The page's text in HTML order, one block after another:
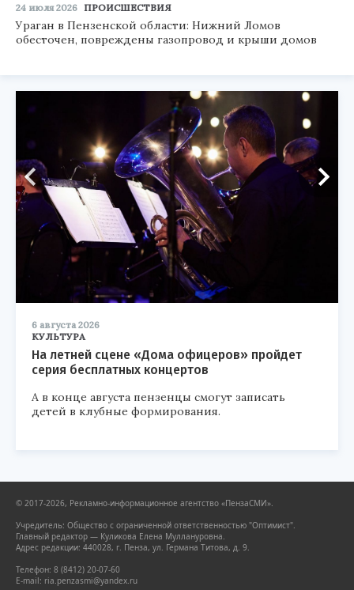
24 июля 2026 ПРОИСШЕСТВИЯ
Ураган в Пензенской области: Нижний Ломов
обесточен, повреждены газопровод и крыши домов
6 августа 2026
КУЛЬТУРА
На летней сцене «Дома офицеров» пройдет
серия бесплатных концертов
А в конце августа пензенцы смогут записать
детей в клубные формирования.
© 2017-2026, Рекламно-информационное агентство «ПензаСМИ».
Учредитель: Общество с ограниченной ответственностью "Оптимист".
Главный редактор — Куликова Елена Муллануровна.
Адрес редакции: 440028, г. Пенза, ул. Германа Титова, д. 9.
Телефон: 8 (8412) 20-07-60
E-mail: ria.penzasmi@yandex.ru